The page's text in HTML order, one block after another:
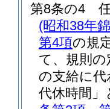
第8条の4
(昭和38年
第4項の規
て、規則
の支給に
代休時間」